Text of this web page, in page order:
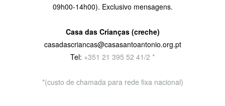
09h00-14h00). Exclusivo mensagens.
Casa das Crianças (creche)
casadascriancas@casasantoantonio.org.pt
Tel: +351 21 395 52 41/2 *
*(custo de chamada para rede fixa nacional)